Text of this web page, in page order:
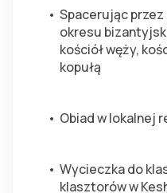
Spacerując
okresu
kościół węży,
kopułą
Obiad w lokalnej
Wycieczka do
klasztorów w